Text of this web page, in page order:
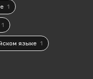
1
1
языке 1